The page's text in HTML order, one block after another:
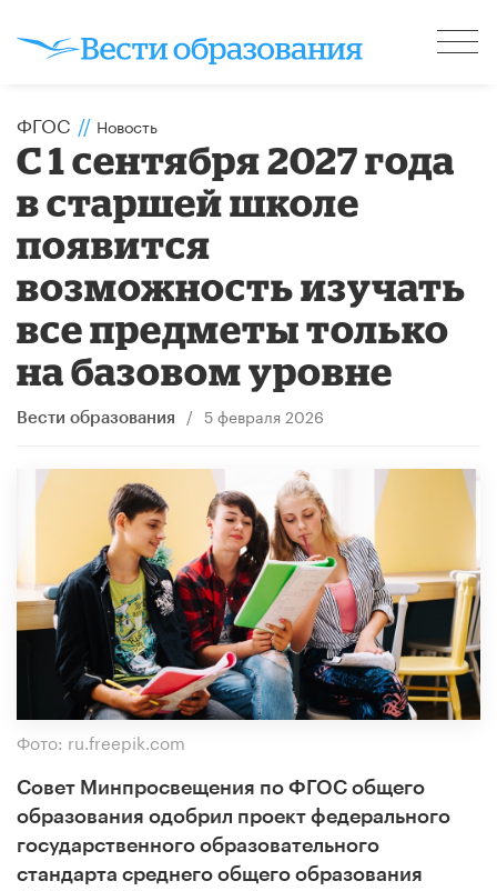
ФГОС // Новость
С 1 сентября 2027 года
в старшей школе
появится
возможность изучать
все предметы только
на базовом уровне
Вести образования / 5 февраля 2026
Фото: ru.freepik.com
Совет Минпросвещения по ФГОС общего
образования одобрил проект федерального
государственного образовательного
стандарта среднего общего образования